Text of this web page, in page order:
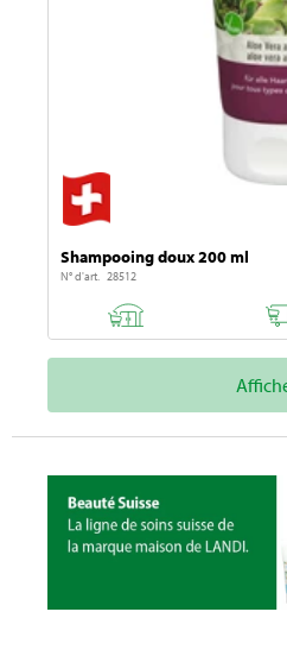
Shampooing doux 200 ml
N° d'art. 28512